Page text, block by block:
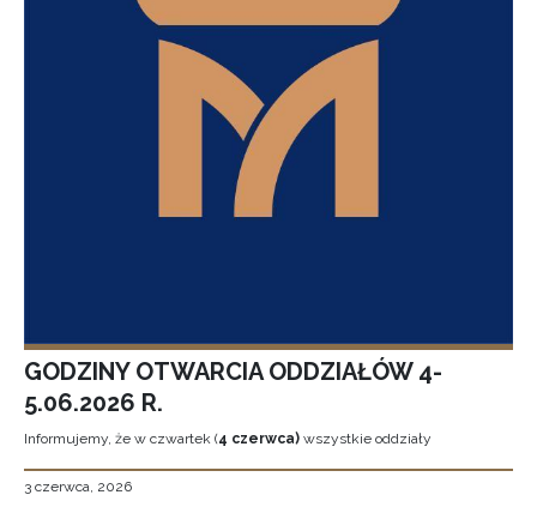
GODZINY OTWARCIA ODDZIAŁÓW 4-
5.06.2026 R.
Informujemy, że w czwartek (4 czerwca) wszystkie oddziały
3 czerwca, 2026